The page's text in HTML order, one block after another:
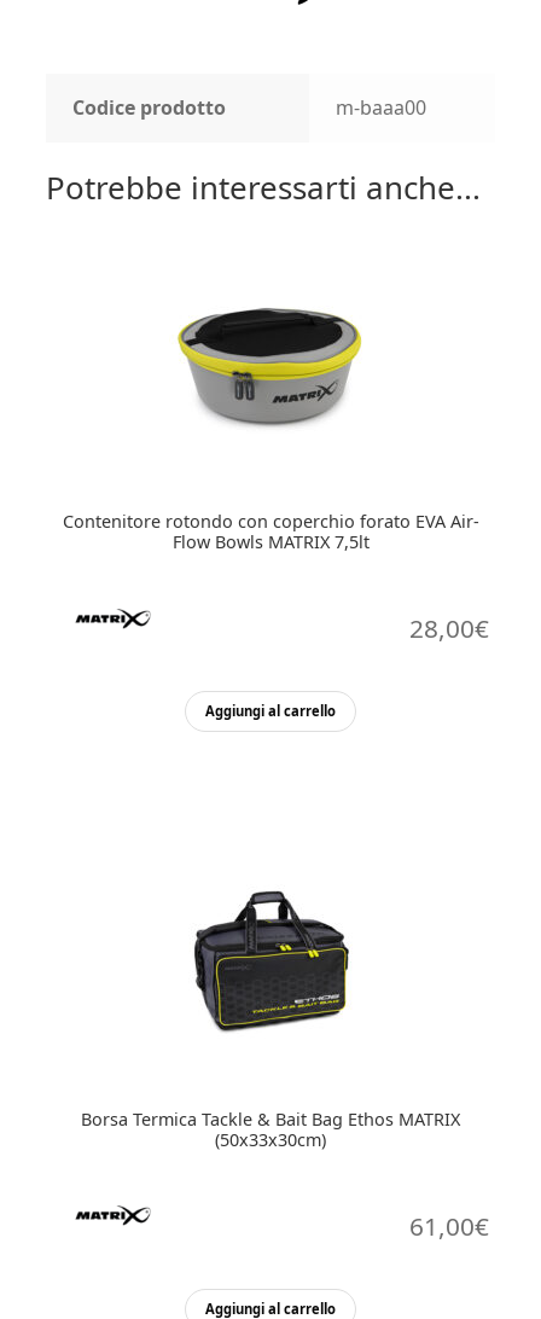
Codice prodotto m-baaa00
Potrebbe interessarti anche...
Contenitore rotondo con coperchio forato EVA Air-
Flow Bowls MATRIX 7,5lt
28,00€
Aggiungi al carrello
Borsa Termica Tackle & Bait Bag Ethos MATRIX
(50x33x30cm)
61,00€
Aggiungi al carrello